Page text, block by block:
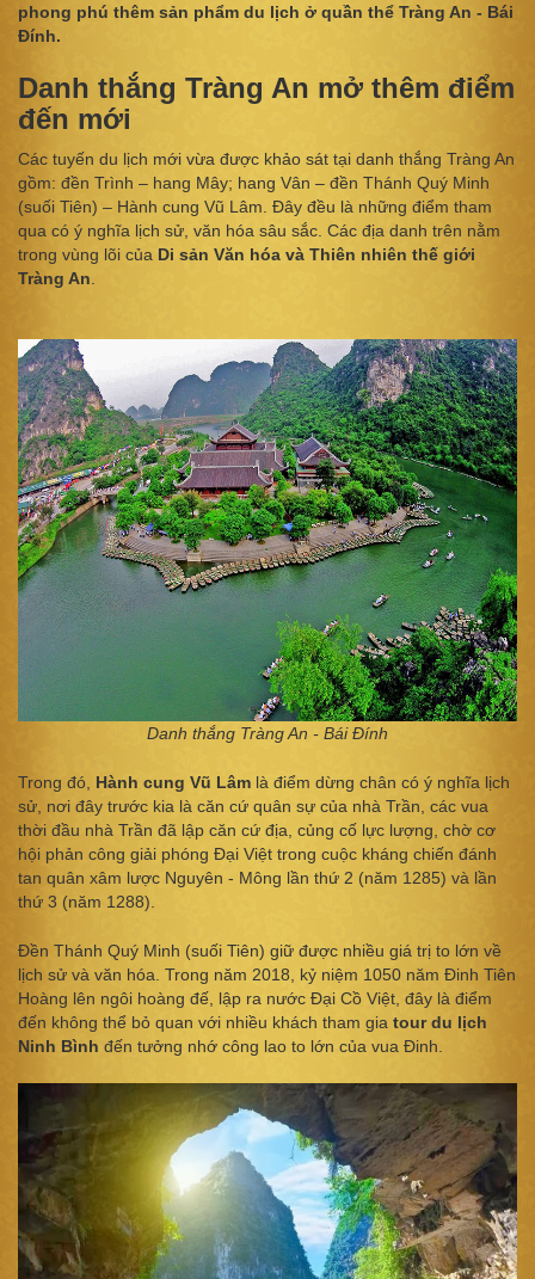
phong phú thêm sản phẩm du lịch ở quần thể Tràng An - Bái
Đính.
Danh thắng Tràng An mở thêm điểm
đến mới
Các tuyến du lịch mới vừa được khảo sát tại danh thắng Tràng An
gồm: đền Trình – hang Mây; hang Vân – đền Thánh Quý Minh
(suối Tiên) – Hành cung Vũ Lâm. Đây đều là những điểm tham
qua có ý nghĩa lịch sử, văn hóa sâu sắc. Các địa danh trên nằm
trong vùng lõi của Di sản Văn hóa và Thiên nhiên thế giới
Tràng An.
Danh thắng Tràng An - Bái Đính
Trong đó, Hành cung Vũ Lâm là điểm dừng chân có ý nghĩa lịch
sử, nơi đây trước kia là căn cứ quân sự của nhà Trần, các vua
thời đầu nhà Trần đã lập căn cứ địa, củng cố lực lượng, chờ cơ
hội phản công giải phóng Đại Việt trong cuộc kháng chiến đánh
tan quân xâm lược Nguyên - Mông lần thứ 2 (năm 1285) và lần
thứ 3 (năm 1288).
Đền Thánh Quý Minh (suối Tiên) giữ được nhiều giá trị to lớn về
lịch sử và văn hóa. Trong năm 2018, kỷ niệm 1050 năm Đinh Tiên
Hoàng lên ngôi hoàng đế, lập ra nước Đại Cồ Việt, đây là điểm
đến không thể bỏ quan với nhiều khách tham gia tour du lịch
Ninh Bình đến tưởng nhớ công lao to lớn của vua Đinh.